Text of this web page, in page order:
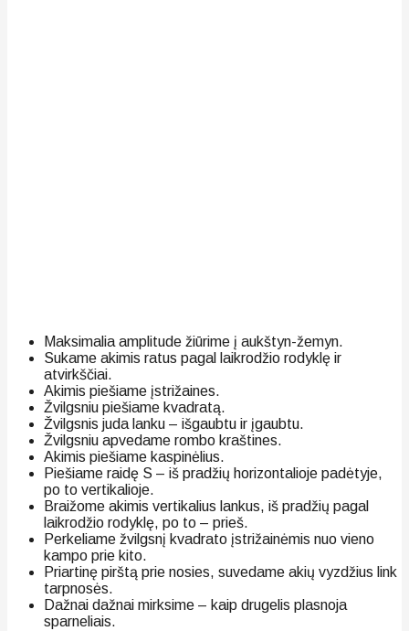
Maksimalia amplitude žiūrime į aukštyn-žemyn.
Sukame akimis ratus pagal laikrodžio rodyklę ir
atvirkščiai.
Akimis piešiame įstrižaines.
Žvilgsniu piešiame kvadratą.
Žvilgsnis juda lanku – išgaubtu ir įgaubtu.
Žvilgsniu apvedame rombo kraštines.
Akimis piešiame kaspinėlius.
Piešiame raidę S – iš pradžių horizontalioje padėtyje,
po to vertikalioje.
Braižome akimis vertikalius lankus, iš pradžių pagal
laikrodžio rodyklę, po to – prieš.
Perkeliame žvilgsnį kvadrato įstrižainėmis nuo vieno
kampo prie kito.
Priartinę pirštą prie nosies, suvedame akių vyzdžius link
tarpnosės.
Dažnai dažnai mirksime – kaip drugelis plasnoja
sparneliais.